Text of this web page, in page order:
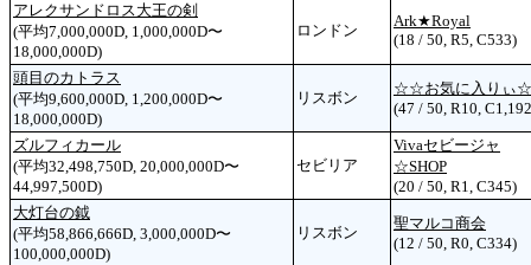
アレクサンドロス大王の剣
(平均7,000,000D, 1,000,000D〜
18,000,000D)
ロンドン
Ark★Royal
(18 / 50, R5, C533)
頭目のカトラス
(平均9,600,000D, 1,200,000D〜
18,000,000D)
リスボン
☆☆お気に入りぃ
(47 / 50, R10,
ズルフィカール
(平均32,498,750D, 20,000,000D〜
44,997,500D)
セビリア
Vivaセビージャ
☆SHOP
(20 / 50, R1, C345)
大灯台の鉞
(平均58,866,666D, 3,000,000D〜
100,000,000D)
リスボン
聖マルコ商会
(12 / 50, R0, C334)